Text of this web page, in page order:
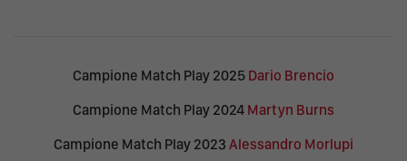
Campione Match Play 2025 Dario Brencio
Campione Match Play 2024 Martyn Burns
Campione Match Play 2023 Alessandro Morlupi